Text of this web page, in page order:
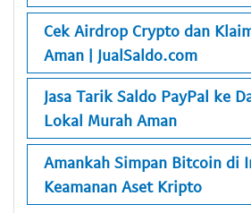
Cek Airdrop Crypto dan
Aman | JualSaldo.com
Jasa Tarik Saldo PayPal ke
Lokal Murah Aman
Amankah Simpan Bitcoin di
Keamanan Aset Kripto